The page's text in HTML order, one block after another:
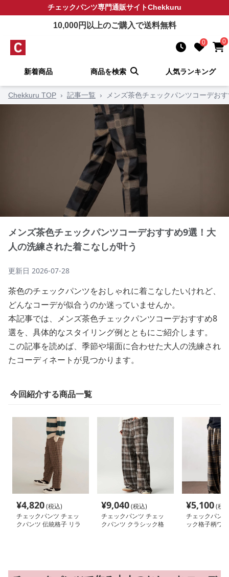
チェックパンツ専門通販サイトChekkuru
10,000円以上のご購入で送料無料
0 0
新着商品 商品を検索 人気ランキング
Chekkuru TOP › 記事一覧 › メンズ茶色チェックパンツコーデお
メンズ茶色チェックパンツコーデおすすめ9選！大
人の洗練された着こなしが叶う
更新日 2026-07-28
茶色のチェックパンツをおしゃれに着こなしたいけれど、
どんなコーデが似合うのか迷っていませんか。
本記事では、メンズ茶色チェックパンツコーデおすすめ8
選を、具体的なスタイリング例とともにご紹介します。
この記事を読めば、季節や場面に合わせた大人の洗練され
たコーディネートが見つかります。
今回紹介する商品一覧
¥4,820(税込)
チェックパンツ チェッ
クパンツ 伝統格子 リラ
¥9,040(税込)
チェックパンツ チェッ
クパンツ クラシック格
¥5,100(税
チェックパン
ック格子柄ワ